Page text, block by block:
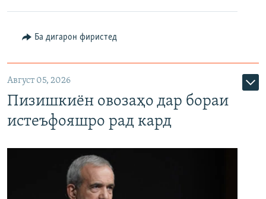
Ба дигарон фиристед
Август 05, 2026
Пизишкиён овозаҳо дар бораи
истеъфояшро рад кард